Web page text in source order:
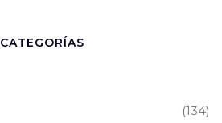
CATEGORÍAS
(134)